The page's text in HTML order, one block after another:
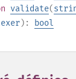
validate(
):
bool